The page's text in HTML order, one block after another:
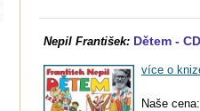
Nepil František: Dětem -
více o
Naše cena: